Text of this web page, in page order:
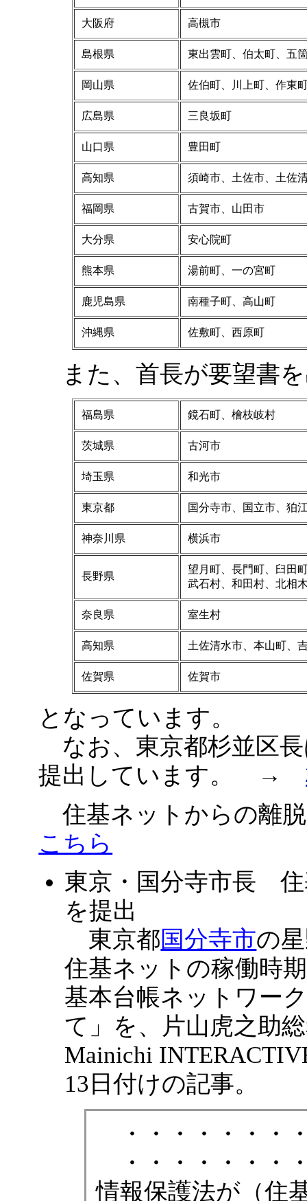
大阪府 高槻市
島根県 東出雲町、伯太町、五
岡山県 佐伯町、川上町、作東
広島県 三良坂町
山口県 豊田町
高知県 須崎市、土佐市、土佐
福岡県 古賀市、山田市
大分県 安心院町
熊本県 湯前町、一の宮町
鹿児島県 南種子町、高山町
沖縄県 佐敷町、西原町
また、首長が要望書
福島県 鏡石町、檜枝岐村
茨城県 古河市
埼玉県 和光市
東京都 国分寺市、国立市、狛
神奈川県 横浜市
長野県
望月町、長門町、臼田
武石村、和田村、北相
奈良県 室生村
高知県 土佐清水市、本山町、
佐賀県 佐賀市
となっています。
なお、東京都杉並区
提出しています。 →
住基ネットからの離
こちら
東京・国分寺市長 住
を提出
東京都国分寺市の
住基ネットの稼働時
基本台帳ネットワー
て」を、片山虎之助
Mainichi
13日付けの記事。
・・・・・・・
・・・・・・・
情報保護法が（住